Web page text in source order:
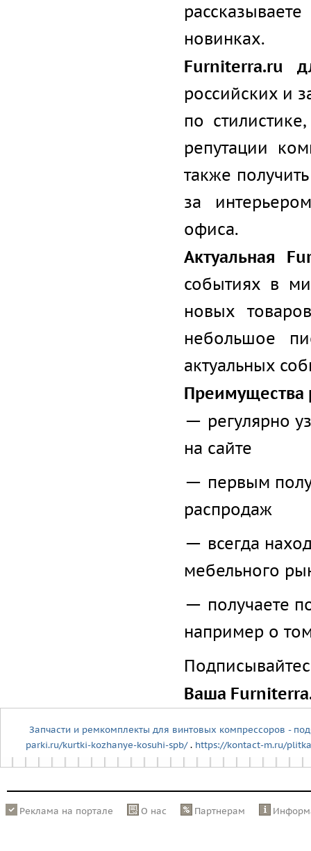
новинках.
Furniterra.ru
российских и
по
репутации
также
за
офиса.
Актуальная
событиях в
новых
небольшое
актуальных
Преимущества
регулярно
на сайте
первым
распродаж
всегда
мебельного
получаете
например о
Ваша
Запчасти и ремкомплекты для винтовых компрессоров -
parki.ru/kurtki-kozhanye-kosuhi-spb/. https://kontact-m.ru/
Реклама на портале О нас Партнерам